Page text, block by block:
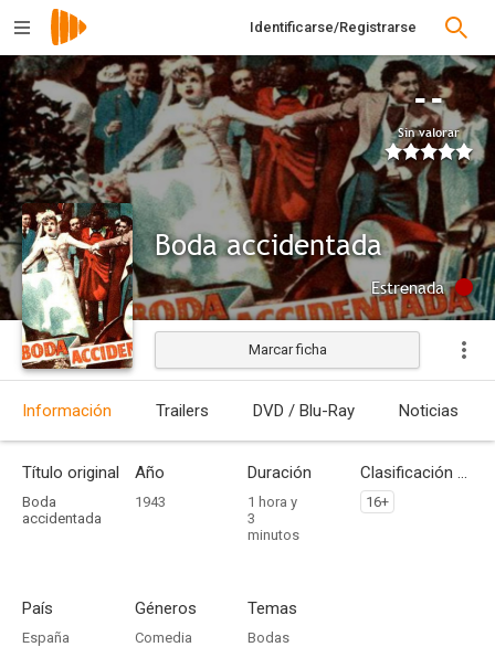
Identificarse/Registrarse
--
Sin valorar
Boda accidentada
Estrenada
Marcar ficha
Información Trailers DVD / Blu-Ray Noticias
Título original
Boda
accidentada
Año
1943
Duración
1 hora y
3
minutos
Clasificación por edades
16+
País
España
Géneros
Comedia
Temas
Bodas